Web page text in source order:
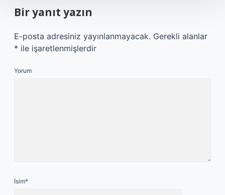
Bir yanıt yazın
E-posta adresiniz yayınlanmayacak. Gerekli alanlar
* ile işaretlenmişlerdir
Yorum
İsim*